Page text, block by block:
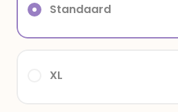
XL
Standaard